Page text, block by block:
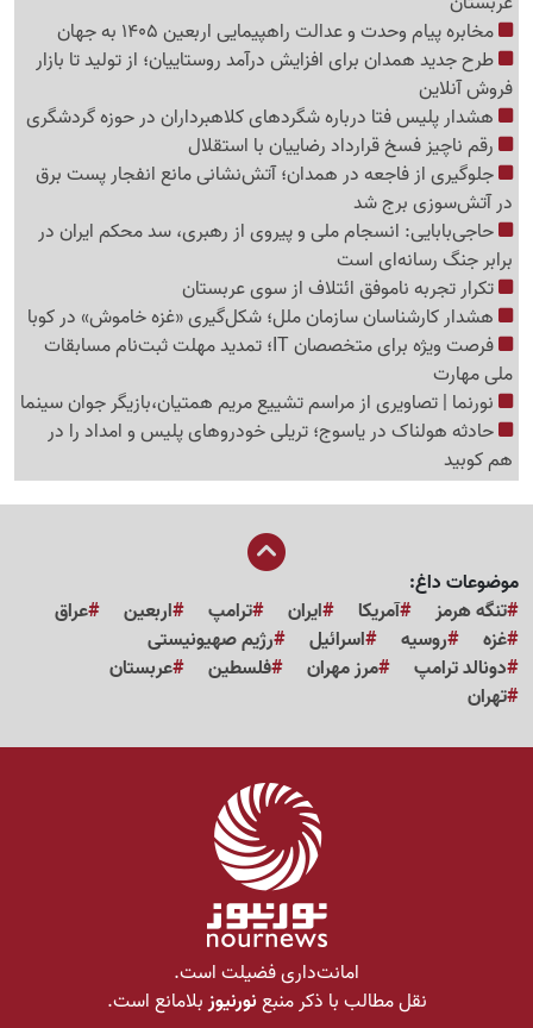
مخابره پیام وحدت و عدالت راهپیمایی اربعین 1405 به جهان
طرح جدید همدان برای افزایش درآمد روستاییان؛ از تولید تا بازار
فروش آنلاین
هشدار پلیس فتا درباره شگردهای کلاهبرداران در حوزه گردشگری
رقم ناچیز فسخ قرارداد رضاییان با استقلال
جلوگیری از فاجعه در همدان؛ آتش‌نشانی مانع انفجار پست برق
در آتش‌سوزی برج شد
حاجی‌بابایی: انسجام ملی و پیروی از رهبری، سد محکم ایران در
برابر جنگ رسانه‌ای است
تکرار تجربه ناموفق ائتلاف از سوی عربستان
هشدار کارشناسان سازمان ملل؛ شکل‌گیری «غزه‌ خاموش» در کوبا
فرصت ویژه برای متخصصان IT؛ تمدید مهلت ثبت‌نام مسابقات
ملی مهارت
نورنما | تصاویری از مراسم تشییع مریم همتیان،بازیگر جوان سینما
حادثه هولناک در یاسوج؛ تریلی خودروهای پلیس و امداد را در
هم کوبید
موضوعات داغ:
تنگه هرمز
آمریکا ایران ترامپ اربعین
عراق
غزه
روسیه اسرائیل
رژیم صهیونیستی
دونالد ترامپ
مرز مهران فلسطین
عربستان
تهران
امانت‌داری فضیلت است.
نقل مطالب با ذکر منبعنورنیوزبلامانع است.